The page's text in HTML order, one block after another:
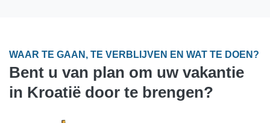
WAAR TE GAAN, TE VERBLIJVEN EN WAT TE DOEN?
Bent u van plan om uw vakantie
in Kroatië door te brengen?